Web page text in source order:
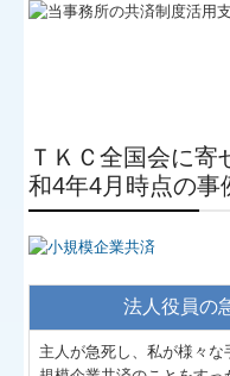
ＴＫＣ全国会に寄
和4年4月時点の事
法人役員の
主人が急死し、私が様々